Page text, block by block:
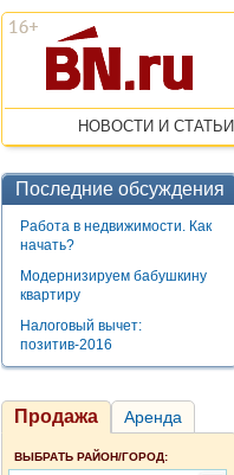
НОВОСТИ И СТАТЬИ
Последние обсуждения
Работа в недвижимости. Как
начать?
Модернизируем бабушкину
квартиру
Налоговый вычет:
позитив-2016
Продажа Аренда
ВЫБРАТЬ РАЙОН/ГОРОД: